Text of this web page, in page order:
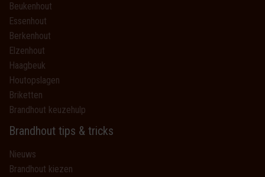
Beukenhout
Essenhout
Berkenhout
Elzenhout
Haagbeuk
Houtopslagen
Briketten
Brandhout keuzehulp
Brandhout tips & tricks
Nieuws
Brandhout kiezen